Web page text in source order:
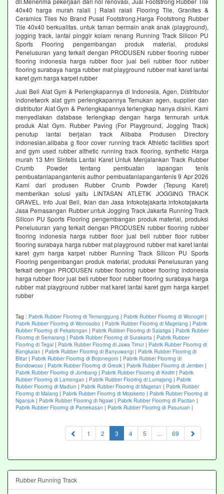
40x40 harga murah ralali | Ralali ralali Flooring Tile, Granites &
Ceramics Tiles No Brand Pusat Footstrong,Harga Footstrong Rubber
Tile 40x40 berkualitas. untuk taman bermain anak anak (playground),
jogging track, lantai pinggir kolam renang Running Track Silicon PU
Sports Flooring pengembangan produk material, produksi
Penelusuran yang terkait dengan PRODUSEN rubber flooring rubber
flooring indonesia harga rubber floor jual beli rubber floor rubber
flooring surabaya harga rubber mat playground rubber mat karet lantai
karet gym harga karpet rubber
Jual Beli Alat Gym & Perlengkapannya di Indonesia, Agen, Distributor
indonetwork alat gym perlengkapannya Temukan agen, supplier dan
distributor Alat Gym & Perlengkapannya terlengkap hanya disini. Kami
menyediakan database terlengkap dengan harga termurah untuk
produk Alat Gym. Rubber Paving (For Playground, Jogging Track)
penutup lantai berjalan track Alibaba Produsen Directory
indonesian.alibaba g floor cover running track Athletic facilities sport
and gym used rubber althetic running track flooring, synthetic Harga
murah 13 Mm Sintetis Lantai Karet Untuk Menjalankan Track Rubber
Crumb Powder tentang pembuatan lapangan tenis
pembuatanlapangantenis author pembuatanlapangantenis 9 Apr 2026
Kami dari produsen Rubber Crumb Powder (Tepung Karet)
memberikan solusi yaitu LINTASAN ATLETIK JOGGING TRACK
GRAVEL. Info Jual Beli, Iklan dan Jasa Infokotajakarta infokotajakarta
Jasa Pemasangan Rubber untuk Jogging Track Jakarta Running Track
Silicon PU Sports Flooring pengembangan produk material, produksi
Penelusuran yang terkait dengan PRODUSEN rubber flooring rubber
flooring indonesia harga rubber floor jual beli rubber floor rubber
flooring surabaya harga rubber mat playground rubber mat karet lantai
karet gym harga karpet rubber Running Track Silicon PU Sports
Flooring pengembangan produk material, produksi Penelusuran yang
terkait dengan PRODUSEN rubber flooring rubber flooring indonesia
harga rubber floor jual beli rubber floor rubber flooring surabaya harga
rubber mat playground rubber mat karet lantai karet gym harga karpet
rubber
Tag : Pabrik Rubber Flooring di Temanggung | Pabrik Rubber Flooring di Wonogiri |
Pabrik Rubber Flooring di Wonosobo | Pabrik Rubber Flooring di Magelang | Pabrik
Rubber Flooring di Pekalongan | Pabrik Rubber Flooring di Salatiga | Pabrik Rubber
Flooring di Semarang | Pabrik Rubber Flooring di Surakarta | Pabrik Rubber
Flooring di Tegal | Pabrik Rubber Flooring di Jawa Timur| Pabrik Rubber Flooring di
Bangkalan | Pabrik Rubber Flooring di Banyuwangi | Pabrik Rubber Flooring di
Blitar| Pabrik Rubber Flooring di Bojonegoro | Pabrik Rubber Flooring di
Bondowoso | Pabrik Rubber Flooring di Gresik | Pabrik Rubber Flooring di Jember|
Pabrik Rubber Flooring di Jombang | Pabrik Rubber Flooring di Kediri | Pabrik
Rubber Flooring di Lamongan | Pabrik Rubber Flooring di Lumajang | Pabrik
Rubber Flooring di Madiun | Pabrik Rubber Flooring di Magetan | Pabrik Rubber
Flooring di Malang | Pabrik Rubber Flooring di Mojokerto | Pabrik Rubber Flooring di
Nganjuk | Pabrik Rubber Flooring di Ngawi | Pabrik Rubber Flooring di Pacitan |
Pabrik Rubber Flooring di Pamekasan | Pabrik Rubber Flooring di Pasuruan |
1 2 3 (current)
4 5 ... 69
Rubber Running Track